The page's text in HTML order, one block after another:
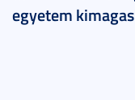
egyetem